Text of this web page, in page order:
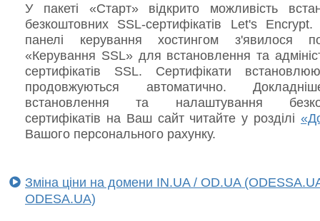
У пакеті «Старт» відкрито можливість
безкоштовних SSL-сертифікатів Let's
панелі керування хостингом з'явилося
«Керування SSL» для встановлення та
сертифікатів SSL. Сертифікати
продовжуються автоматично.
встановлення та налаштування
сертифікатів на Ваш сайт читайте у розділі
Вашого персонального рахунку.
Зміна ціни на домени IN.UA / OD.UA
ODESA.UA)